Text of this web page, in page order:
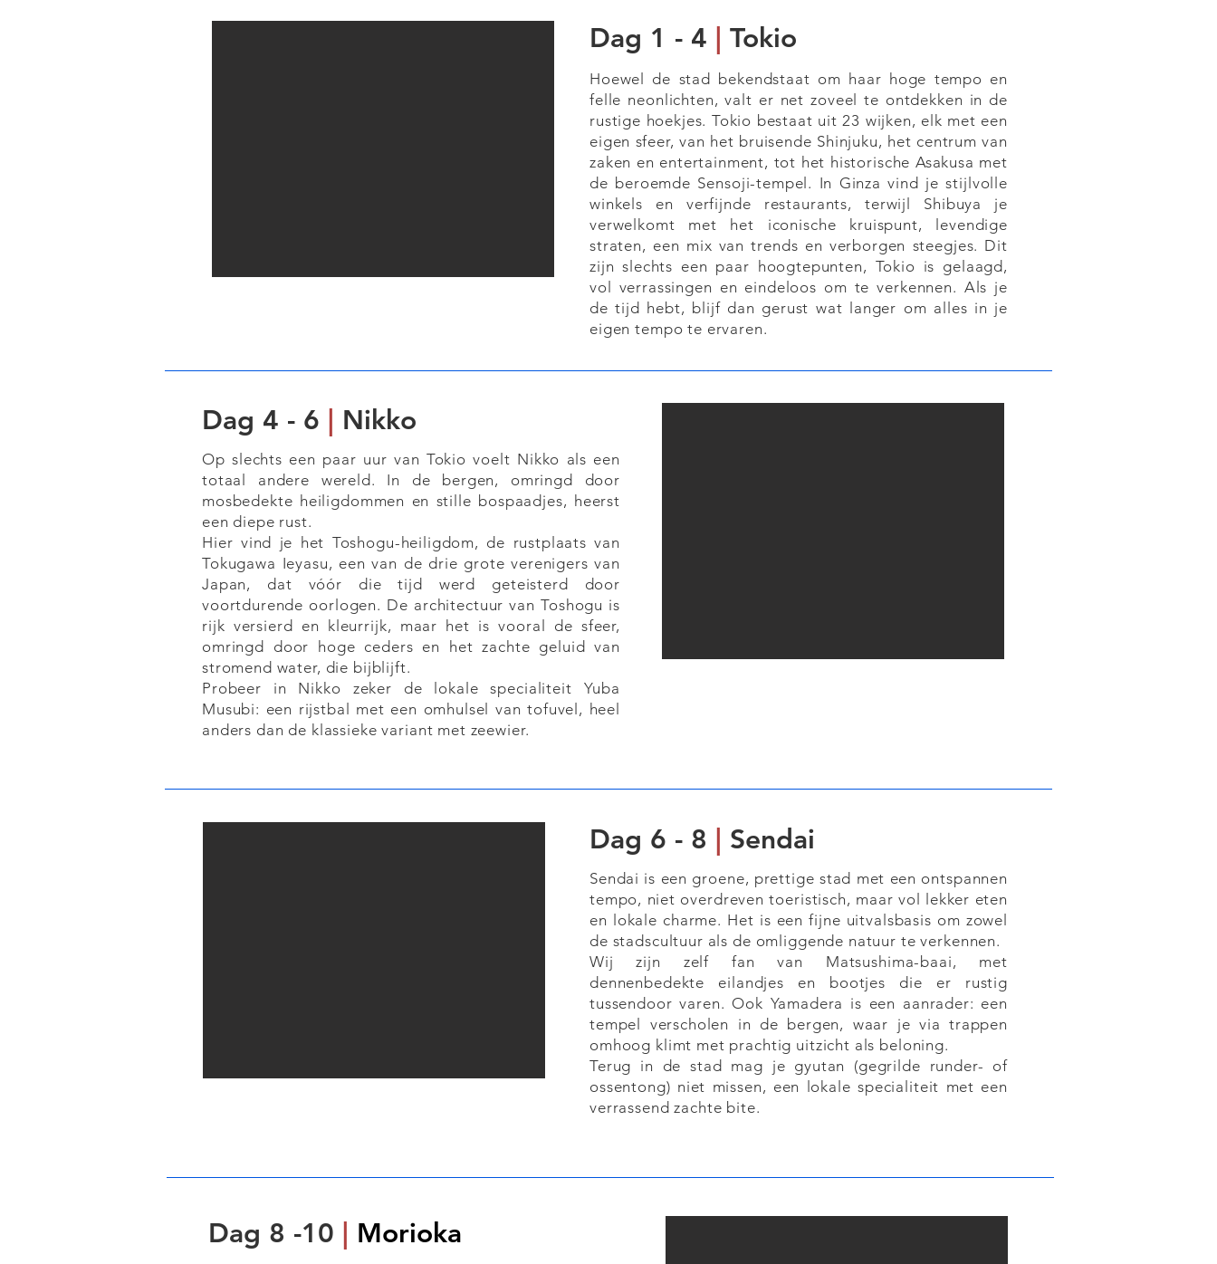
Dag 1 - 4 Tokio
Hoewel de stad bekendstaat om haar hoge tempo en
felle neonlichten, valt er net zoveel te ontdekken in de
rustige hoekjes. Tokio bestaat uit 23 wijken, elk met een
eigen sfeer, van het bruisende Shinjuku, het centrum van
zaken en entertainment, tot het historische Asakusa met
de beroemde Sensoji-tempel. In Ginza vind je stijlvolle
winkels en verfijnde restaurants, terwijl Shibuya je
verwelkomt met het iconische kruispunt, levendige
straten, een mix van trends en verborgen steegjes. Dit
zijn slechts een paar hoogtepunten, Tokio is gelaagd,
vol verrassingen en eindeloos om te verkennen. Als je
de tijd hebt, blijf dan gerust wat langer om alles in je
eigen tempo te ervaren.
Dag 4 - 6 Nikko
Op slechts een paar uur van Tokio voelt Nikko als een
totaal andere wereld. In de bergen, omringd door
mosbedekte heiligdommen en stille bospaadjes, heerst
een diepe rust.
Hier vind je het Toshogu-heiligdom, de rustplaats van
Tokugawa Ieyasu, een van de drie grote verenigers van
Japan, dat vóór die tijd werd geteisterd door
voortdurende oorlogen. De architectuur van Toshogu is
rijk versierd en kleurrijk, maar het is vooral de sfeer,
omringd door hoge ceders en het zachte geluid van
stromend water, die bijblijft.
Probeer in Nikko zeker de lokale specialiteit Yuba
Musubi: een rijstbal met een omhulsel van tofuvel, heel
anders dan de klassieke variant met zeewier.
Dag 6 - 8 Sendai
Sendai is een groene, prettige stad met een ontspannen
tempo, niet overdreven toeristisch, maar vol lekker eten
en lokale charme. Het is een fijne uitvalsbasis om zowel
de stadscultuur als de omliggende natuur te verkennen.
Wij zijn zelf fan van Matsushima-baai, met
dennenbedekte eilandjes en bootjes die er rustig
tussendoor varen. Ook Yamadera is een aanrader: een
tempel verscholen in de bergen, waar je via trappen
omhoog klimt met prachtig uitzicht als beloning.
Terug in de stad mag je gyutan (gegrilde runder- of
ossentong) niet missen, een lokale specialiteit met een
verrassend zachte bite.
Dag 8 -10 Morioka